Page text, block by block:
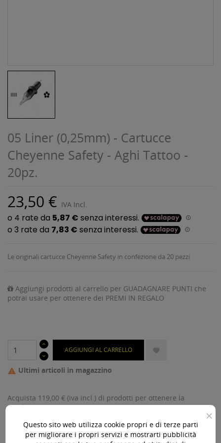
05 Liner (0,25mm) - Cartucce
Cheyenne Safety - Aghi Tattoo -
20pz.
23,50 € IVA Incl.
Le originali cartucce Cheyenne Safety in confezione da 20 pezzi
Aggiungi prodotti al carrello per GUADAGNARE PUNTI che
potrai usare per ottenere dei PREMI IN REGALO
AGGIUNGI AL CARRELLO 
 Ultimi articoli in magazzino
Acquista 119,00 € (iva incl.) di prodotti per ottenere la
spedizione gratuita!
×
Questo sito web utilizza cookie propri e di terze parti
per migliorare i propri servizi e mostrarti pubblicità